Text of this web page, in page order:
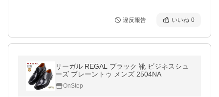
違反報告 いいね 0
リーガル REGAL ブラック 靴 ビジネスシュ
ーズ プレーントゥ メンズ 2504NA
OnStep